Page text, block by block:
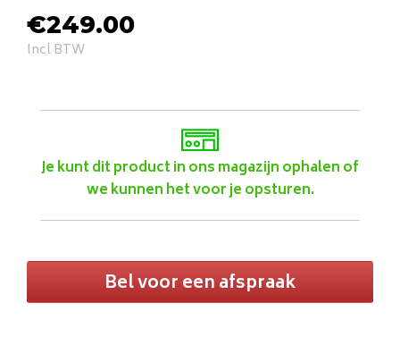
€249.00
Incl BTW
Je kunt dit product in ons magazijn ophalen of
we kunnen het voor je opsturen.
Bel voor een afspraak